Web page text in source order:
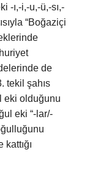
-ı,-i,-u,-ü,-sı,-
“Boğaziçi
de
tekil şahıs
eki olduğunu
eki “-lar/-